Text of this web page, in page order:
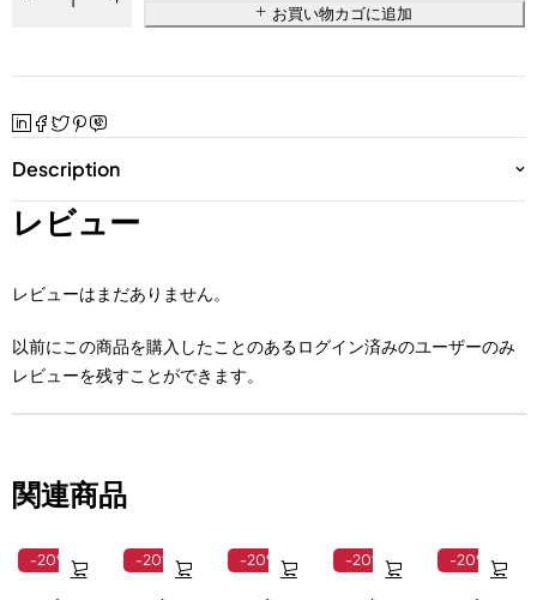
お買い物カゴに追加
Description
レビュー
レビューはまだありません。
以前にこの商品を購入したことのあるログイン済みのユーザーのみ
レビューを残すことができます。
関連商品
-20% -20% -20% -20% -20%